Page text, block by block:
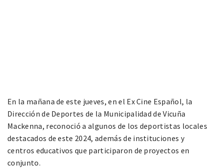
En la mañana de este jueves, en el Ex Cine Español, la
Dirección de Deportes de la Municipalidad de Vicuña
Mackenna, reconoció a algunos de los deportistas locales
destacados de este 2024, además de instituciones y
centros educativos que participaron de proyectos en
conjunto.